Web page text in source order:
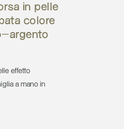
in pelle
colore
argento
effetto
a mano in